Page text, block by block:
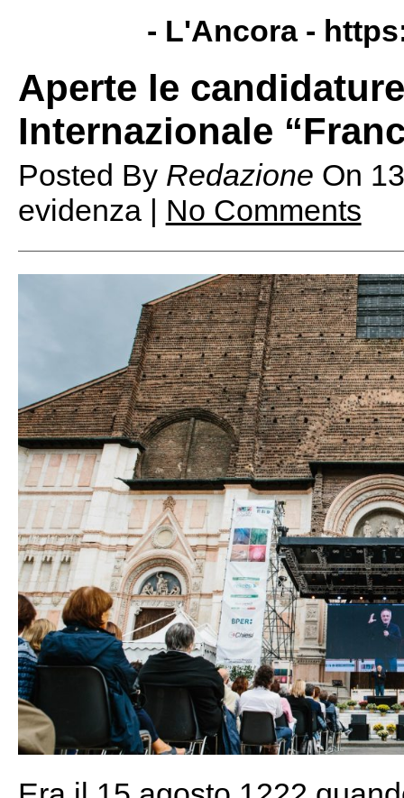
- L'Ancora -
Aperte le
Internazionale
Posted By Redazione On
evidenza | No Comments